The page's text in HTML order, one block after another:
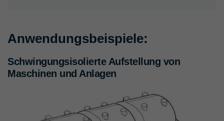
Anwendungsbeispiele:
Schwingungsisolierte Aufstellung von
Maschinen und Anlagen